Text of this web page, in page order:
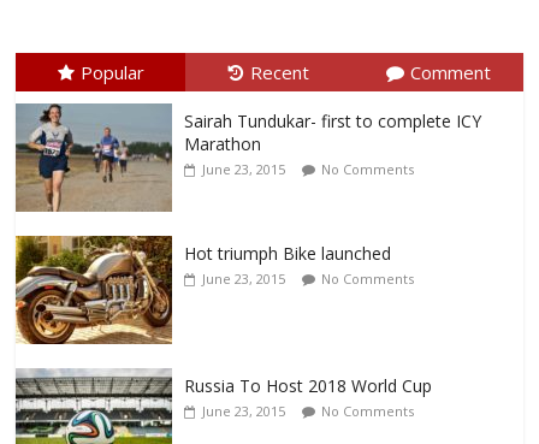
Popular Recent Comment
Sairah Tundukar- first to complete ICY
Marathon
June 23, 2015 No Comments
Hot triumph Bike launched
June 23, 2015 No Comments
Russia To Host 2018 World Cup
June 23, 2015 No Comments